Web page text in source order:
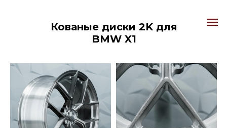
Кованые диски 2K для
BMW X1